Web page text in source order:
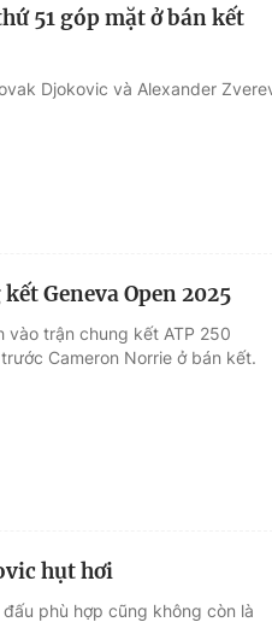
51 góp mặt ở bán kết
Djokovic và Alexander
Geneva Open 2025
vào trận chung kết ATP 250
Cameron Norrie ở bán kết.
hụt hơi
phù hợp cũng không còn là